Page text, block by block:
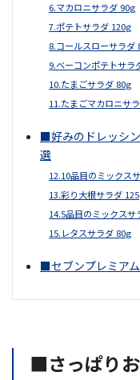
6.マカロニサラダ 90g
7.ポテトサラダ 120g
8.コールスローサラダ
9.ベーコンポテトサラ
10.たまごサラダ 80g
11.たまごマカロニサ
■好みのドレッシ
選
12.10品目のミックス
13.彩り大根サラダ
14.5品目のミックスサ
15.レタスサラダ 80g
■セブンプレミア
■さっぱり